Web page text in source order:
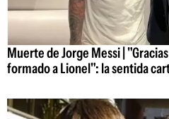
Muerte de Jorge Messi |
formado a Lionel": la sentida